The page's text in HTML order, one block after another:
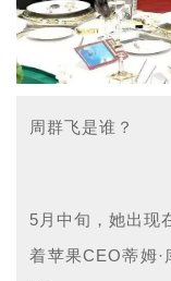
周群飞是谁？
5月中旬，她出现
着苹果CEO蒂姆·